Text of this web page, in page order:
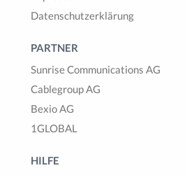
Datenschutzerklärung
PARTNER
Sunrise Communications AG
Cablegroup AG
Bexio AG
1GLOBAL
HILFE